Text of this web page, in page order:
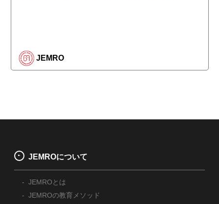
JEMRO
JEMROについて
JEMROとは
JEMROの教育メソッド